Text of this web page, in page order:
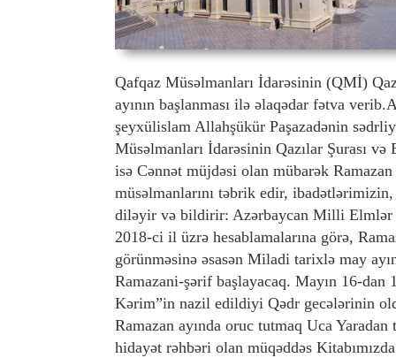
Qafqaz Müsəlmanları İdarəsinin (QMİ)
ayının başlanması ilə əlaqədar fətva
şeyxülislam Allahşükür Paşazadənin
Müsəlmanları İdarəsinin Qazılar Şurası
isə Cənnət müjdəsi olan mübarək
müsəlmanlarını təbrik edir, ibadətlərimizin,
diləyir və bildirir: Azərbaycan Milli Elmlər
2018-ci il üzrə hesablamalarına görə,
görünməsinə əsasən Miladi tarixlə may
Ramazani-şərif başlayacaq. Mayın 16-
Kərim”in nazil edildiyi Qədr gecələrinin
Ramazan ayında oruc tutmaq Uca
hidayət rəhbəri olan müqəddəs